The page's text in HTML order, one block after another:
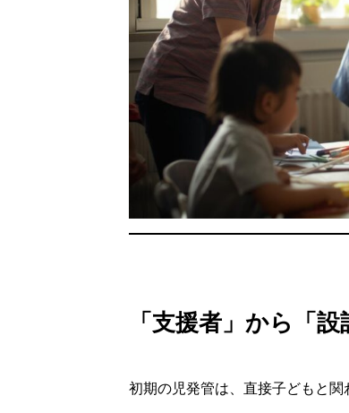
「支援者」から「
初期の児発管は、直接子どもと関